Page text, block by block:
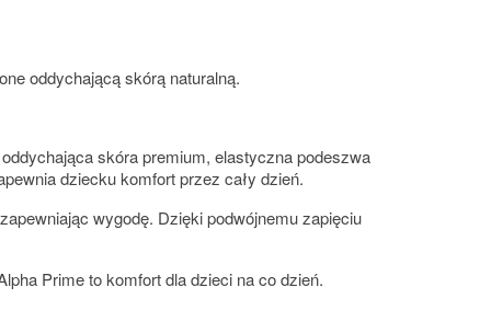
oddychającą skórą naturalną.
skóra premium, elastyczna podeszwa
dziecku komfort przez cały dzień.
wygodę. Dzięki podwójnemu zapięciu
Prime to komfort dla dzieci na co dzień.